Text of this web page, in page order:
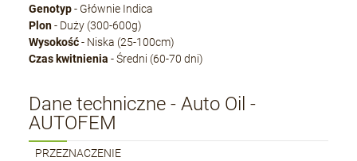
Genotyp- Głównie Indica
Plon- Duży (300-600g)
Wysokość- Niska (25-100cm)
Czas kwitnienia- Średni (60-70 dni)
Dane techniczne - Auto Oil -
AUTOFEM
PRZEZNACZENIE